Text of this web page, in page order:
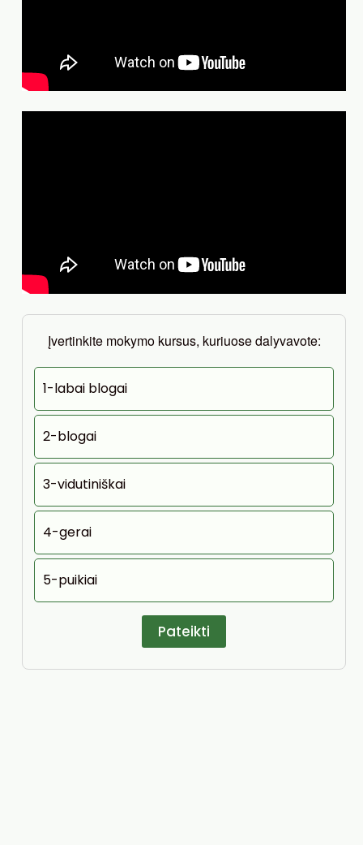
Įvertinkite mokymo kursus, kuriuose dalyvavote:
1-labai blogai
2-blogai
3-vidutiniškai
4-gerai
5-puikiai